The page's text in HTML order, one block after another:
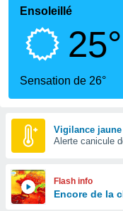
Ensoleillé
25°
Sensation de 26°
Vigilance jaune
Alerte canicule
Flash info
Encore de la